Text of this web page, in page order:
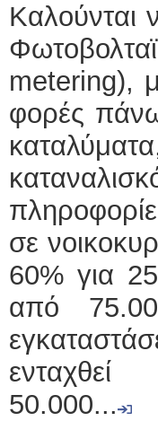
Καλούνται
metering),
φορές
σε
60% για
από
ενταχθεί
50.000...